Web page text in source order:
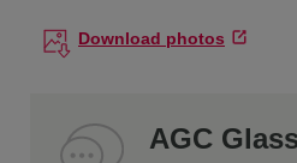
Download photos
AGC